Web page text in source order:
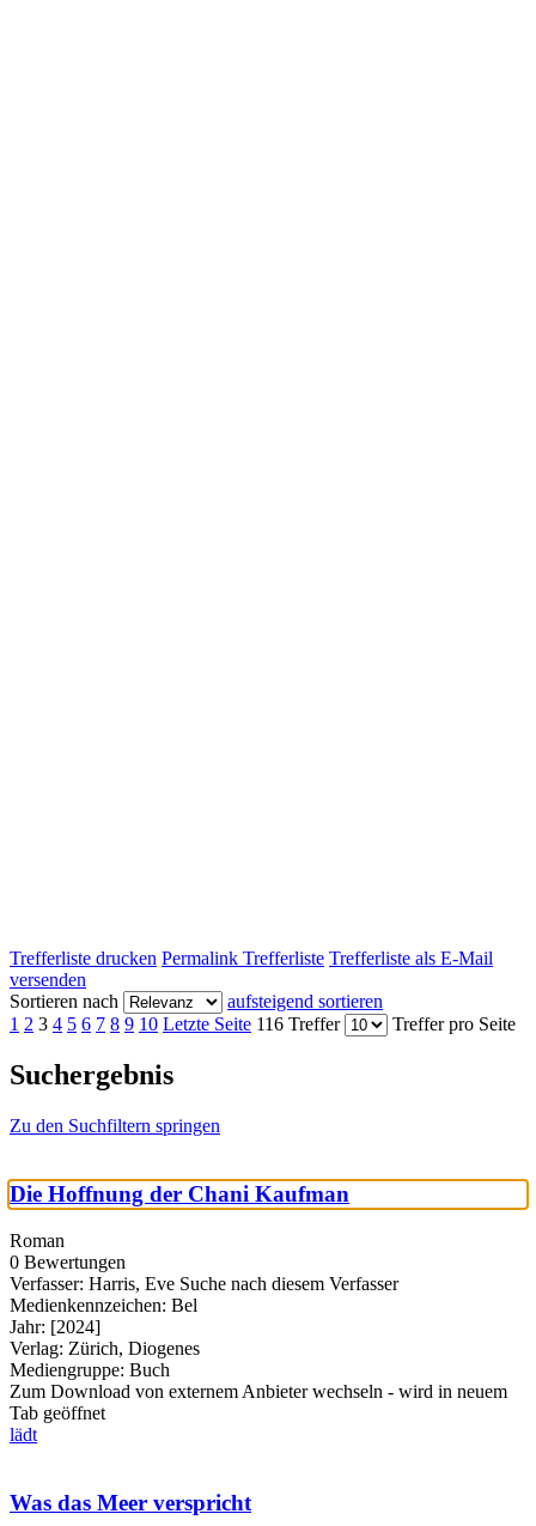
Trefferliste drucken Permalink Trefferliste Trefferliste als E-Mail
versenden
Sortieren nach
aufsteigend sortieren
1 2 3 4 5 6 7 8 9 10 Letzte Seite 116 Treffer Treffer pro Seite
Suchergebnis
Zu den Suchfiltern springen
Die Hoffnung der Chani Kaufman
Roman
0 Bewertungen
Verfasser: Harris, Eve Suche nach diesem Verfasser
Medienkennzeichen: Bel
Jahr: [2024]
Verlag: Zürich, Diogenes
Mediengruppe: Buch
Zum Download von externem Anbieter wechseln - wird in neuem
Tab geöffnet
lädt
Was das Meer verspricht